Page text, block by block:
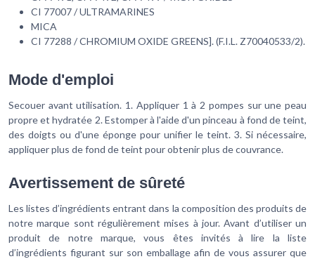
CI 77007 / ULTRAMARINES
MICA
CI 77288 / CHROMIUM OXIDE GREENS]. (F.I.L. Z70040533/2).
Mode d'emploi
Secouer avant utilisation. 1. Appliquer 1 à 2 pompes sur une peau
propre et hydratée 2. Estomper à l'aide d'un pinceau à fond de teint,
des doigts ou d'une éponge pour unifier le teint. 3. Si nécessaire,
appliquer plus de fond de teint pour obtenir plus de couvrance.
Avertissement de sûreté
Les listes d’ingrédients entrant dans la composition des produits de
notre marque sont régulièrement mises à jour. Avant d’utiliser un
produit de notre marque, vous êtes invités à lire la liste
d’ingrédients figurant sur son emballage afin de vous assurer que